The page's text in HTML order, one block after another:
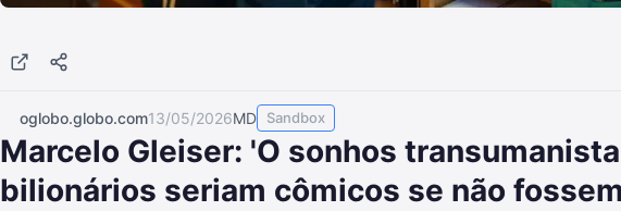
oglobo.globo.com13/05/2026MD Sandbox
Marcelo Gleiser: 'O sonhos
bilionários seriam cômicos se não